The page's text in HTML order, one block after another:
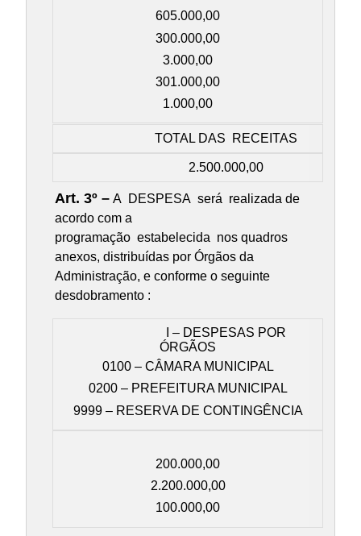
605.000,00
300.000,00
3.000,00
301.000,00
1.000,00
TOTAL DAS RECEITAS
2.500.000,00
Art. 3º – A DESPESA será realizada de
acordo com a
programação estabelecida nos quadros
anexos, distribuídas por Órgãos da
Administração, e conforme o seguinte
desdobramento :
I – DESPESAS POR
ÓRGÃOS
0100 – CÂMARA MUNICIPAL
0200 – PREFEITURA MUNICIPAL
9999 – RESERVA DE CONTINGÊNCIA
200.000,00
2.200.000,00
100.000,00